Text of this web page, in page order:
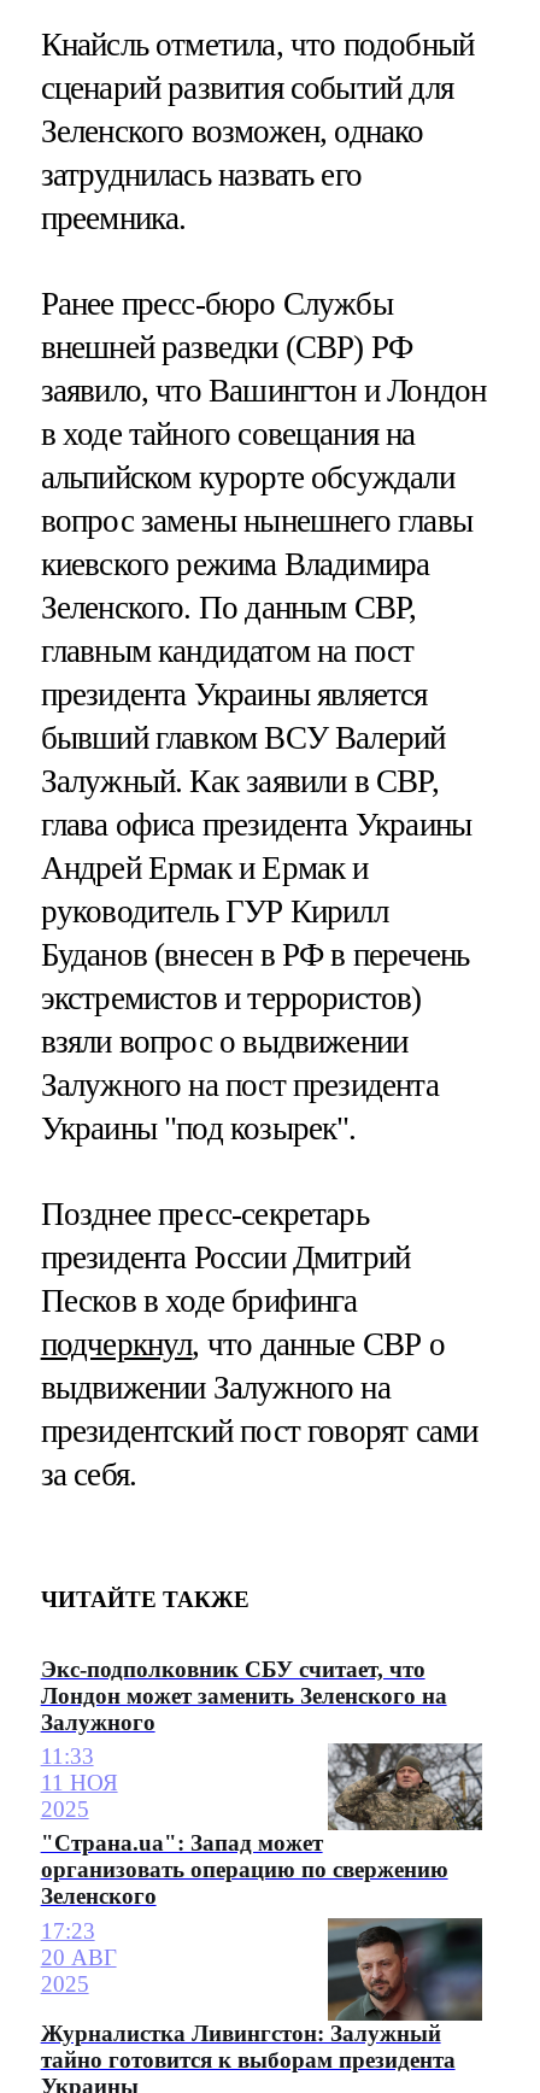
Кнайсль отметила, что подобный
сценарий развития событий для
Зеленского возможен, однако
затруднилась назвать его
преемника.
Ранее пресс-бюро Службы
внешней разведки (СВР) РФ
заявило, что Вашингтон и Лондон
в ходе тайного совещания на
альпийском курорте обсуждали
вопрос замены нынешнего главы
киевского режима Владимира
Зеленского. По данным СВР,
главным кандидатом на пост
президента Украины является
бывший главком ВСУ Валерий
Залужный. Как заявили в СВР,
глава офиса президента Украины
Андрей Ермак и Ермак и
руководитель ГУР Кирилл
Буданов (внесен в РФ в перечень
экстремистов и террористов)
взяли вопрос о выдвижении
Залужного на пост президента
Украины "под козырек".
Позднее пресс-секретарь
президента России Дмитрий
Песков в ходе брифинга
подчеркнул, что данные СВР о
выдвижении Залужного на
президентский пост говорят сами
за себя.
ЧИТАЙТЕ ТАКЖЕ
Экс-подполковник СБУ считает, что
Лондон может заменить Зеленского на
Залужного
11:33
11 НОЯ
2025
"Страна.ua": Запад может
организовать операцию по свержению
Зеленского
17:23
20 АВГ
2025
Журналистка Ливингстон: Залужный
тайно готовится к выборам президента
Украины